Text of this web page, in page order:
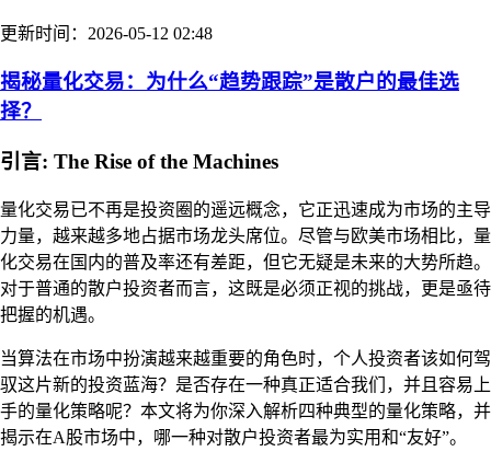
更新时间：2026-05-12 02:48
揭秘量化交易：为什么“趋势跟踪”是散户的最佳选
择？
引言: The Rise of the Machines
量化交易已不再是投资圈的遥远概念，它正迅速成为市场的主导
力量，越来越多地占据市场龙头席位。尽管与欧美市场相比，量
化交易在国内的普及率还有差距，但它无疑是未来的大势所趋。
对于普通的散户投资者而言，这既是必须正视的挑战，更是亟待
把握的机遇。
当算法在市场中扮演越来越重要的角色时，个人投资者该如何驾
驭这片新的投资蓝海？是否存在一种真正适合我们，并且容易上
手的量化策略呢？本文将为你深入解析四种典型的量化策略，并
揭示在A股市场中，哪一种对散户投资者最为实用和“友好”。